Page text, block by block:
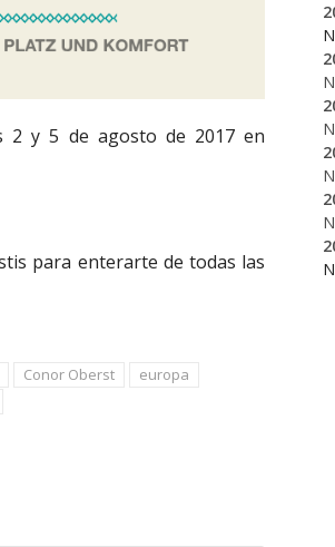
2 y 5 de agosto de 2017 en
para enterarte de todas las
Conor Oberst
europa